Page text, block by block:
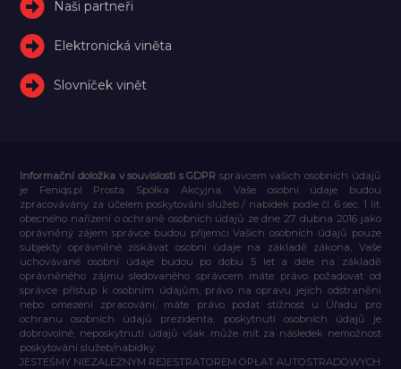
Naši partneři
Elektronická viněta
Slovníček vinět
Informační doložka v souvislosti s GDPR správcem vašich osobních údajů
je Feniqs.pl Prosta Spółka Akcyjna. Vaše osobní údaje budou
zpracovávány za účelem poskytování služeb / nabídek podle čl. 6 sec. 1 lit.
obecného nařízení o ochraně osobních údajů ze dne 27. dubna 2016 jako
oprávněný zájem správce budou příjemci Vašich osobních údajů pouze
subjekty oprávněné získávat osobní údaje na základě zákona, Vaše
uchovávané osobní údaje budou po dobu 5 let a déle na základě
oprávněného zájmu sledovaného správcem máte právo požadovat od
správce přístup k osobním údajům, právo na opravu jejich odstranění
nebo omezení zpracování, máte právo podat stížnost u Úřadu pro
ochranu osobních údajů prezidenta, poskytnutí osobních údajů je
dobrovolné, neposkytnutí údajů však může mít za následek nemožnost
poskytování služeb/nabídky.
JESTEŚMY NIEZALEŻNYM REJESTRATOREM OPŁAT AUTOSTRADOWYCH